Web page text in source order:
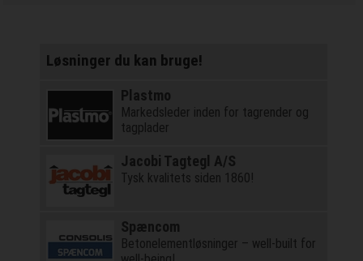
Løsninger du kan bruge!
Plastmo
Markedsleder inden for tagrender og
tagplader
Jacobi Tagtegl A/S
Tysk kvalitets siden 1860!
Spæncom
Betonelementløsninger – well-built for